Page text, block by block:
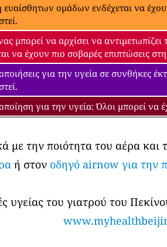
ευαίσθητων ομάδων ενδέχεται να
μπορεί να αρχίσει να
να έχουν πιο σοβαρές επιπτώσεις
για την υγεία σε συνθήκες
για την υγεία: Όλοι μπορεί να
με την ποιότητα του αέρα
ή στον οδηγό airnow για την
υγείας του γιατρού του